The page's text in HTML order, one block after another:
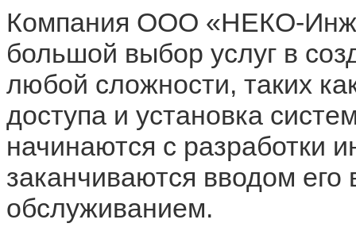
Компания ООО «НЕКО-
большой выбор услуг в
любой сложности, таких
доступа и установка
начинаются с разработки
заканчиваются вводом его
обслуживанием.